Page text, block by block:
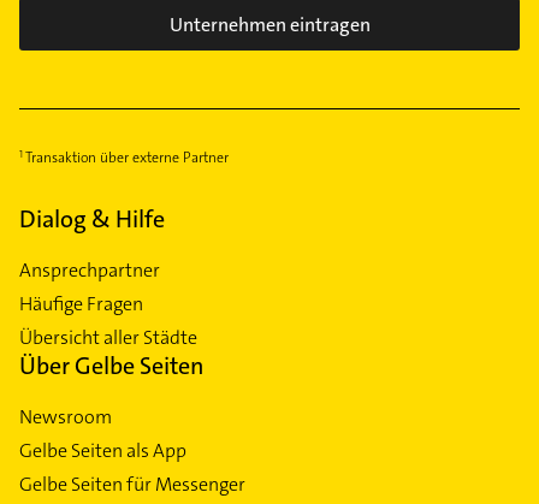
Unternehmen eintragen
Transaktion über externe Partner
Dialog & Hilfe
Ansprechpartner
Häufige Fragen
Übersicht aller Städte
Über Gelbe Seiten
Newsroom
Gelbe Seiten als App
Gelbe Seiten für Messenger